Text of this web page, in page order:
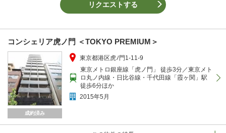
リクエストする
コンシェリア虎ノ門 ＜TOKYO PREMIUM＞
成約済み
東京都港区虎ﾉ門1-11-9
東京メトロ銀座線「虎ノ門」 徒歩3分／東京メト
ロ丸ノ内線・日比谷線・千代田線「霞ヶ関」駅
徒歩6分ほか
2015年5月